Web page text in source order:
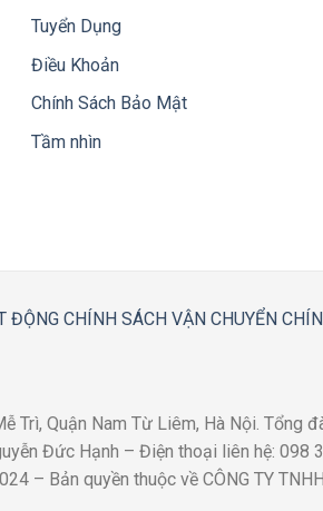
Tuyển Dụng
Điều Khoản
Chính Sách Bảo Mật
Tầm nhìn
ĐỘNG CHÍNH SÁCH VẬN CHUYỂN
Trì, Quận Nam Từ Liêm, Hà Nội.
Đức Hạnh – Điện thoại liên hệ: 098
– Bản quyền thuộc về CÔNG TY